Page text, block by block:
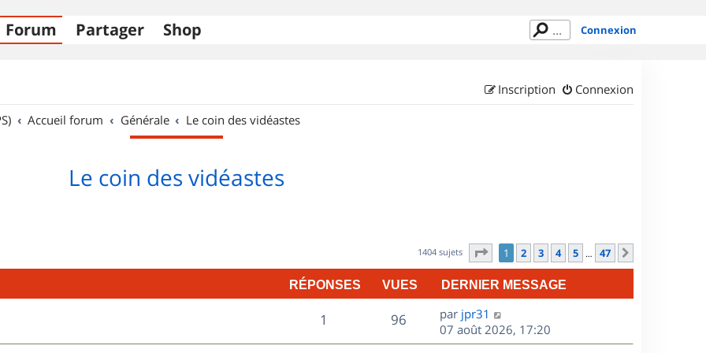
Forum Partager Shop Connexion
Connexion
Inscription
Accueil forum Générale Le coin des vidéastes
Le coin des vidéastes
1404 sujets Page sur47
1 2 3 4 5 … 47
RÉPONSES VUES DERNIER MESSAGE
1
é
96V
u
D
e
r
par jpr31
07 août 2026, 17:20